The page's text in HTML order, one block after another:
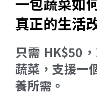
真正的生活
只需 HK$50
蔬菜，支援一
養所需。